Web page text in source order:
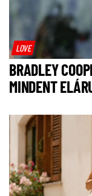
LOVE
BRADLEY
MINDENT